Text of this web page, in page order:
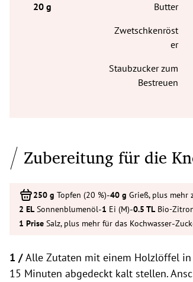
Butter
Zwetschkenröst
er
Staubzucker zum
Bestreuen
Zubereitung für die
Topfen (20 %)- Grieß, plus mehr
Sonnenblumenöl- Ei (M)- Bio-
Salz, plus mehr für das Kochwasser-
1 /Alle Zutaten mit einem Holzlöffel
15 Minuten abgedeckt kalt stellen.